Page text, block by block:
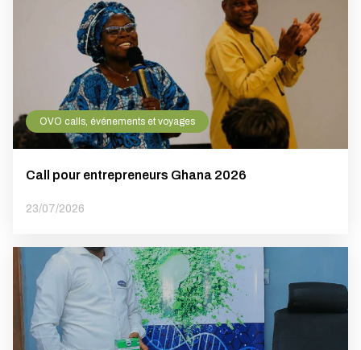
OVO calls, événements et voyages
Call pour entrepreneurs Ghana 2026
23/07/2026